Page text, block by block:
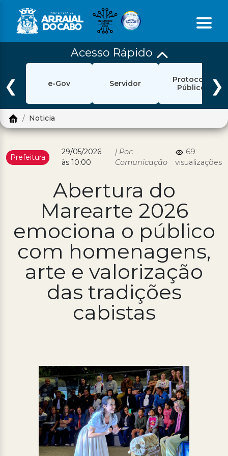
Início
Ouvidoria
Pesquisar
Política de Privacidade
Prefeitura
Diário Oficial
Processo Seletivo
Concursos
Ouvidoria | e-Sic
Acesso Institucional
Cursos
Acesso Rápido
❮ e-Gov Servidor
Protocolo
Público
❯
Noticia
Prefeitura
29/05/2026
às 10:00
| Por:
Comunicação
69
visualizações
Abertura do
Marearte 2026
emociona o público
com homenagens,
arte e valorização
das tradições
cabistas